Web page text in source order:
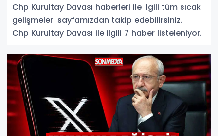
Chp Kurultay Davası haberleri ile ilgili tüm sıcak
gelişmeleri sayfamızdan takip edebilirsiniz.
Chp Kurultay Davası ile ilgili 7 haber listeleniyor.